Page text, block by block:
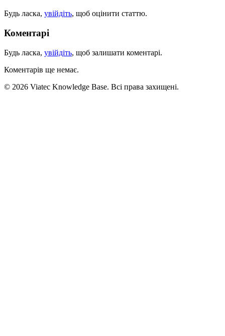
Будь ласка, увійдіть, щоб оцінити статтю.
Коментарі
Будь ласка, увійдіть, щоб залишати коментарі.
Коментарів ще немає.
© 2026 Viatec Knowledge Base. Всі права захищені.